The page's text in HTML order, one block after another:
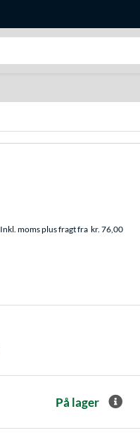
Inkl. moms plus fragt fra kr. 76,00
På lager